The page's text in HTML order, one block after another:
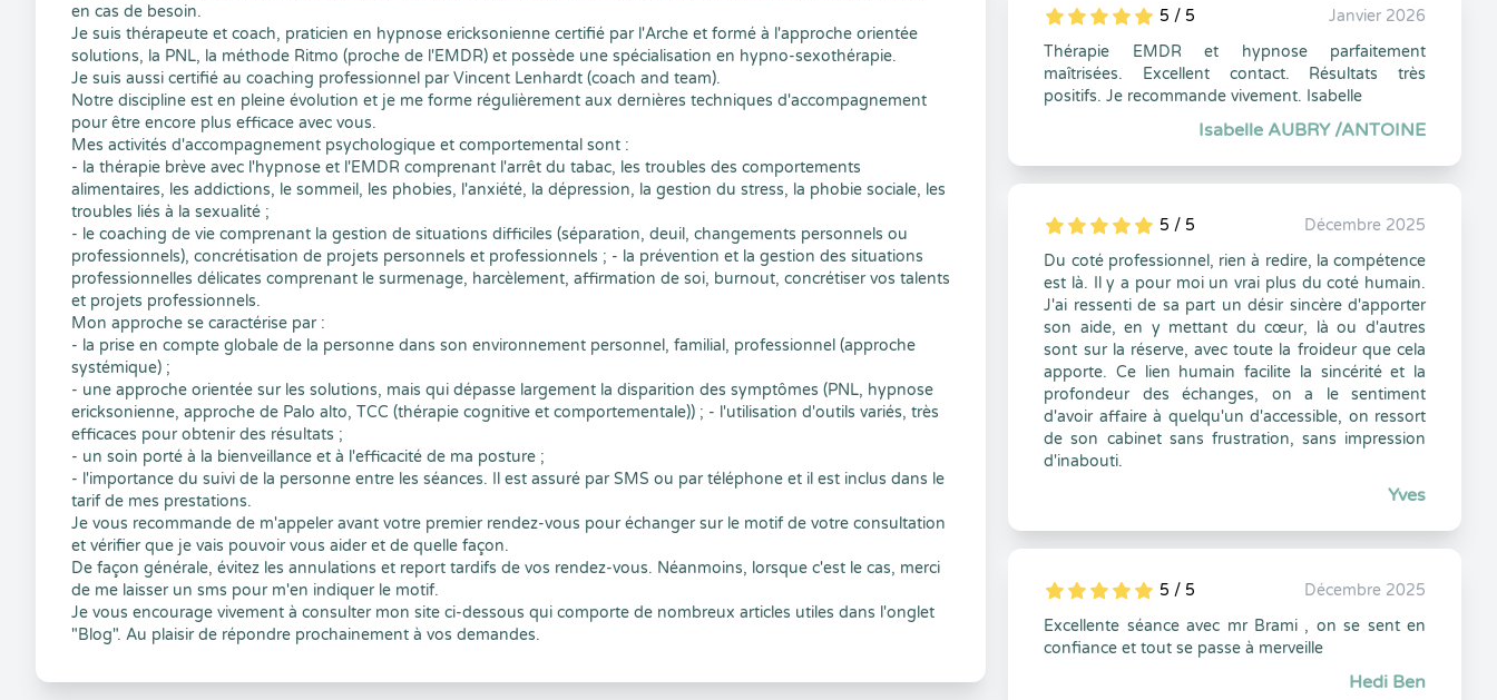
en cas de besoin.
Je suis thérapeute et coach, praticien en hypnose ericksonienne certifié par l'Arche et formé à l'approche orientée
solutions, la PNL, la méthode Ritmo (proche de l'EMDR) et possède une spécialisation en hypno-sexothérapie.
Je suis aussi certifié au coaching professionnel par Vincent Lenhardt (coach and team).
Notre discipline est en pleine évolution et je me forme régulièrement aux dernières techniques d'accompagnement
pour être encore plus efficace avec vous.
Mes activités d'accompagnement psychologique et comportemental sont :
- la thérapie brève avec l'hypnose et l'EMDR comprenant l'arrêt du tabac, les troubles des comportements
alimentaires, les addictions, le sommeil, les phobies, l'anxiété, la dépression, la gestion du stress, la phobie sociale, les
troubles liés à la sexualité ;
- le coaching de vie comprenant la gestion de situations difficiles (séparation, deuil, changements personnels ou
professionnels), concrétisation de projets personnels et professionnels ; - la prévention et la gestion des situations
professionnelles délicates comprenant le surmenage, harcèlement, affirmation de soi, burnout, concrétiser vos talents
et projets professionnels.
Mon approche se caractérise par :
- la prise en compte globale de la personne dans son environnement personnel, familial, professionnel (approche
systémique) ;
- une approche orientée sur les solutions, mais qui dépasse largement la disparition des symptômes (PNL, hypnose
ericksonienne, approche de Palo alto, TCC (thérapie cognitive et comportementale)) ; - l'utilisation d'outils variés, très
efficaces pour obtenir des résultats ;
- un soin porté à la bienveillance et à l'efficacité de ma posture ;
- l'importance du suivi de la personne entre les séances. Il est assuré par SMS ou par téléphone et il est inclus dans le
tarif de mes prestations.
Je vous recommande de m'appeler avant votre premier rendez-vous pour échanger sur le motif de votre consultation
et vérifier que je vais pouvoir vous aider et de quelle façon.
De façon générale, évitez les annulations et report tardifs de vos rendez-vous. Néanmoins, lorsque c'est le cas, merci
de me laisser un sms pour m'en indiquer le motif.
Je vous encourage vivement à consulter mon site ci-dessous qui comporte de nombreux articles utiles dans l'onglet
"Blog". Au plaisir de répondre prochainement à vos demandes.
5
1
5
0 5 / 5
Janvier 2026
Thérapie EMDR et hypnose parfaitement
maîtrisées. Excellent contact. Résultats très
positifs. Je recommande vivement. Isabelle
Isabelle AUBRY /ANTOINE
5
1
5
0 5 / 5
Décembre 2025
Du coté professionnel, rien à redire, la compétence
est là. Il y a pour moi un vrai plus du coté humain.
J'ai ressenti de sa part un désir sincère d'apporter
son aide, en y mettant du cœur, là ou d'autres
sont sur la réserve, avec toute la froideur que cela
apporte. Ce lien humain facilite la sincérité et la
profondeur des échanges, on a le sentiment
d'avoir affaire à quelqu'un d'accessible, on ressort
de son cabinet sans frustration, sans impression
d'inabouti.
Yves
5
1
5
0 5 / 5
Décembre 2025
Excellente séance avec mr Brami , on se sent en
confiance et tout se passe à merveille
Hedi Ben